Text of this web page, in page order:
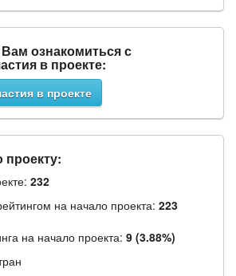
ознакомиться с
в проекте:
в проекте
проекту:
232
на начало проекта: 223
на начало проекта: 9 (3.88%)